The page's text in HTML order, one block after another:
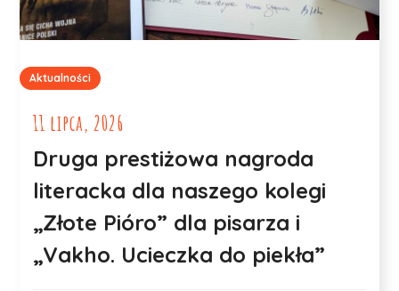
Aktualności
11 lipca, 2026
Druga prestiżowa nagroda
literacka dla naszego kolegi
„Złote Pióro” dla pisarza i
„Vakho. Ucieczka do piekła”